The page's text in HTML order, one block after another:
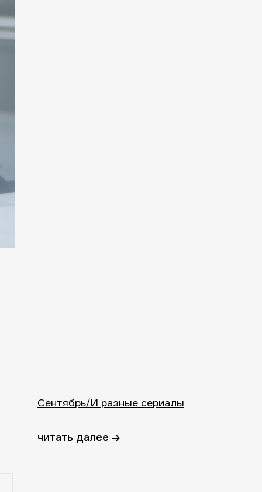
Сентябрь/И разные сериалы
читать далее →